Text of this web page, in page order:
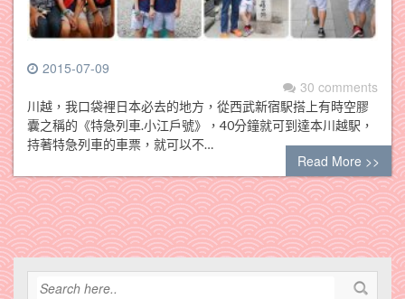
2015-07-09
30 comments
川越，我口袋裡日本必去的地方，從西武新宿駅搭上有時空膠
囊之稱的《特急列車.小江戶號》，40分鐘就可到達本川越駅，
持著特急列車的車票，就可以不…
Read More >>